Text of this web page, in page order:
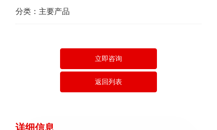
分类： 主要产品
立即咨询
返回列表
详细信息